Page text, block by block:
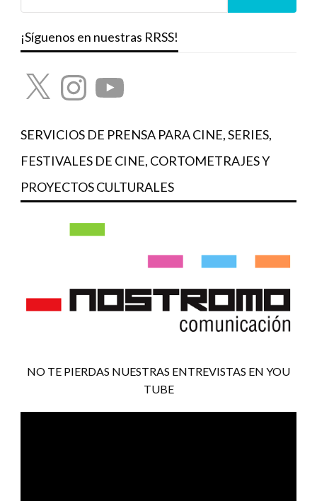
¡Síguenos en nuestras RRSS!
X InstagramYouTube
SERVICIOS DE PRENSA PARA CINE, SERIES,
FESTIVALES DE CINE, CORTOMETRAJES Y
PROYECTOS CULTURALES
NO TE PIERDAS NUESTRAS ENTREVISTAS EN YOU
TUBE